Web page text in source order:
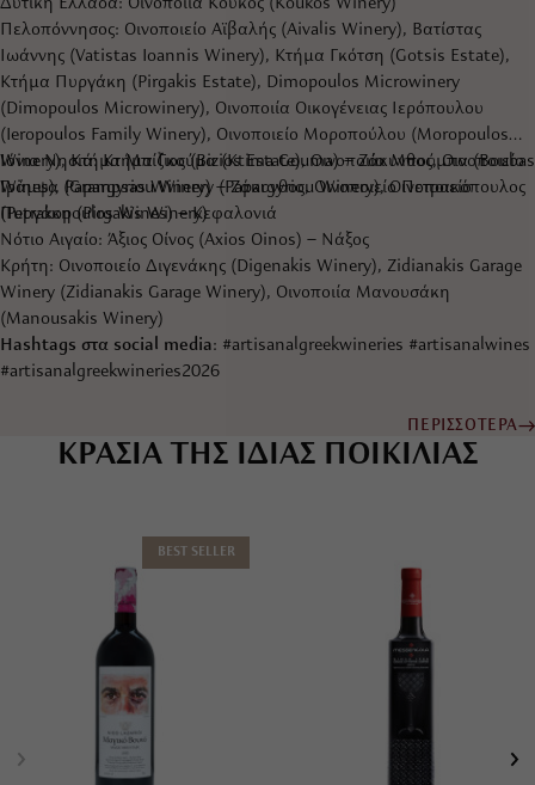
Δυτική Ελλάδα: Οινοποιία Κούκος (Koukos Winery)
Πελοπόννησος: Οινοποιείο Αϊβαλής (Aivalis Winery), Βατίστας
Ιωάννης (Vatistas Ioannis Winery), Κτήμα Γκότση (Gotsis Estate),
Κτήμα Πυργάκη (Pirgakis Estate), Dimopoulos Microwinery
(Dimopoulos Microwinery), Οινοποιία Οικογένειας Ιερόπουλου
(Ieropoulos Family Winery), Οινοποιείο Μοροπούλου (Moropoulos
Winery), Κτήμα Μπίζιος (Bizios Estate), Οινοποιία Μπούμπα (Boubas
Wines), Papargyriou Winery (Papargyriou Winery), Οινοποιείο
Πυργάκη (Pirgakis Winery)
Ιόνια Νησιά: Κτήμα Γκούμα (Ktima Gouma) – Ζάκυνθος, Οινοποιείο
Γράμψα (Grampsas Winery) – Ζάκυνθος, Οινοποιείο Πετρακόπουλος
(Petrakopoulos Wines) – Κεφαλονιά
Νότιο Αιγαίο: Άξιος Οίνος (Axios Oinos) – Νάξος
Κρήτη: Οινοποιείο Διγενάκης (Digenakis Winery), Zidianakis Garage
Winery (Zidianakis Garage Winery), Οινοποιία Μανουσάκη
(Manousakis Winery)
Hashtags στα social media: #artisanalgreekwineries #artisanalwines
#artisanalgreekwineries2026
ΠΕΡΙΣΣΟΤΕΡΑ
ΚΡΑΣΙΑ ΤΗΣ ΙΔΙΑΣ ΠΟΙΚΙΛΙΑΣ
BEST SELLER